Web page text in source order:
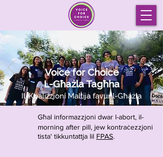
Voice for Choice
L-Għażla Tagħha
Il-Koalizzjoni Maltija favur l-Għażla
Għal informazzjoni dwar l-abort, il-
morning after pill, jew kontraċezzjoni
tista' tikkuntattja lil FPAS.